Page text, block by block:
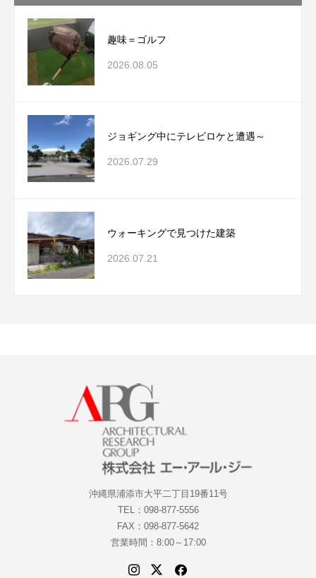
趣味＝ゴルフ
2026.08.05
ジョギング中にテレビロケと遭遇～
2026.07.29
ウォーキングで見つけた建築
2026.07.21
沖縄県浦添市大平二丁目19番11号
TEL：098-877-5556
FAX：098-877-5642
営業時間：8:00～17:00